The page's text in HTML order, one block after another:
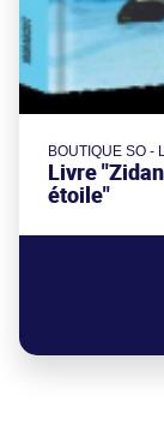
BOUTIQUE SO -
Livre
étoile"